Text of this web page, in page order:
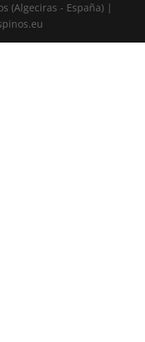
(Algeciras - España) |